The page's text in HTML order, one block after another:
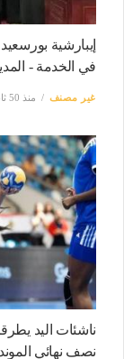
إيبارشية
في الخدمة -
غير مصنف منذ 50 ثانية
ناشئات اليد
نصف نهائي